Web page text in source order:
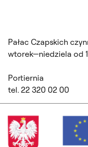
Pałac Czapskich
wtorek—niedziela od
Portiernia
tel. 22 320 02 00